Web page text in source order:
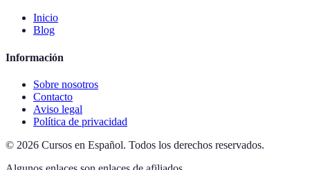
Inicio
Blog
Información
Sobre nosotros
Contacto
Aviso legal
Política de privacidad
© 2026 Cursos en Español. Todos los derechos reservados.